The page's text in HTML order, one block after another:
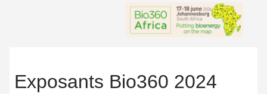
Exposants Bio360 2024